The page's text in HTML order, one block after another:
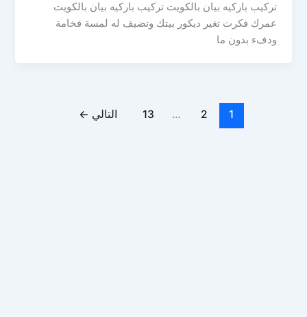
تركيب باركيه بيان بالكويت تركيب باركيه بيان بالكويت
عمرك فكرت تغير ديكور بيتك وتضيف له لمسة فخامة
ودفء بدون ما
1
2
…
13 التالي ←